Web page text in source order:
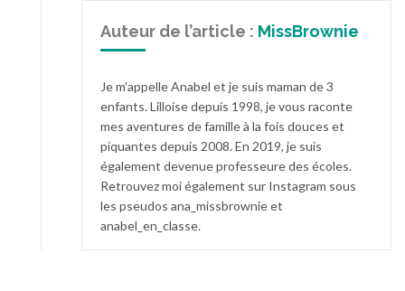
Auteur de l’article : MissBrownie
Je m'appelle Anabel et je suis maman de 3
enfants. Lilloise depuis 1998, je vous raconte
mes aventures de famille à la fois douces et
piquantes depuis 2008. En 2019, je suis
également devenue professeure des écoles.
Retrouvez moi également sur Instagram sous
les pseudos ana_missbrownie et
anabel_en_classe.